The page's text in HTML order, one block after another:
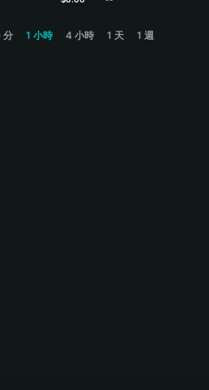
分 1 小時 4 小時 1 天 1 週